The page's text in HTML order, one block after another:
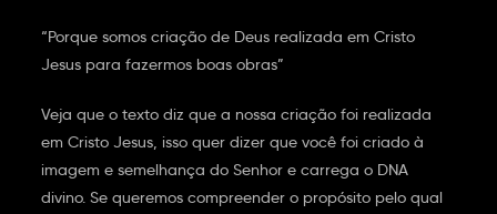
“Porque somos criação de Deus realizada em Cristo
Jesus para fazermos boas obras”
Veja que o texto diz que a nossa criação foi realizada
em Cristo Jesus, isso quer dizer que você foi criado à
imagem e semelhança do Senhor e carrega o DNA
divino. Se queremos compreender o propósito pelo qual